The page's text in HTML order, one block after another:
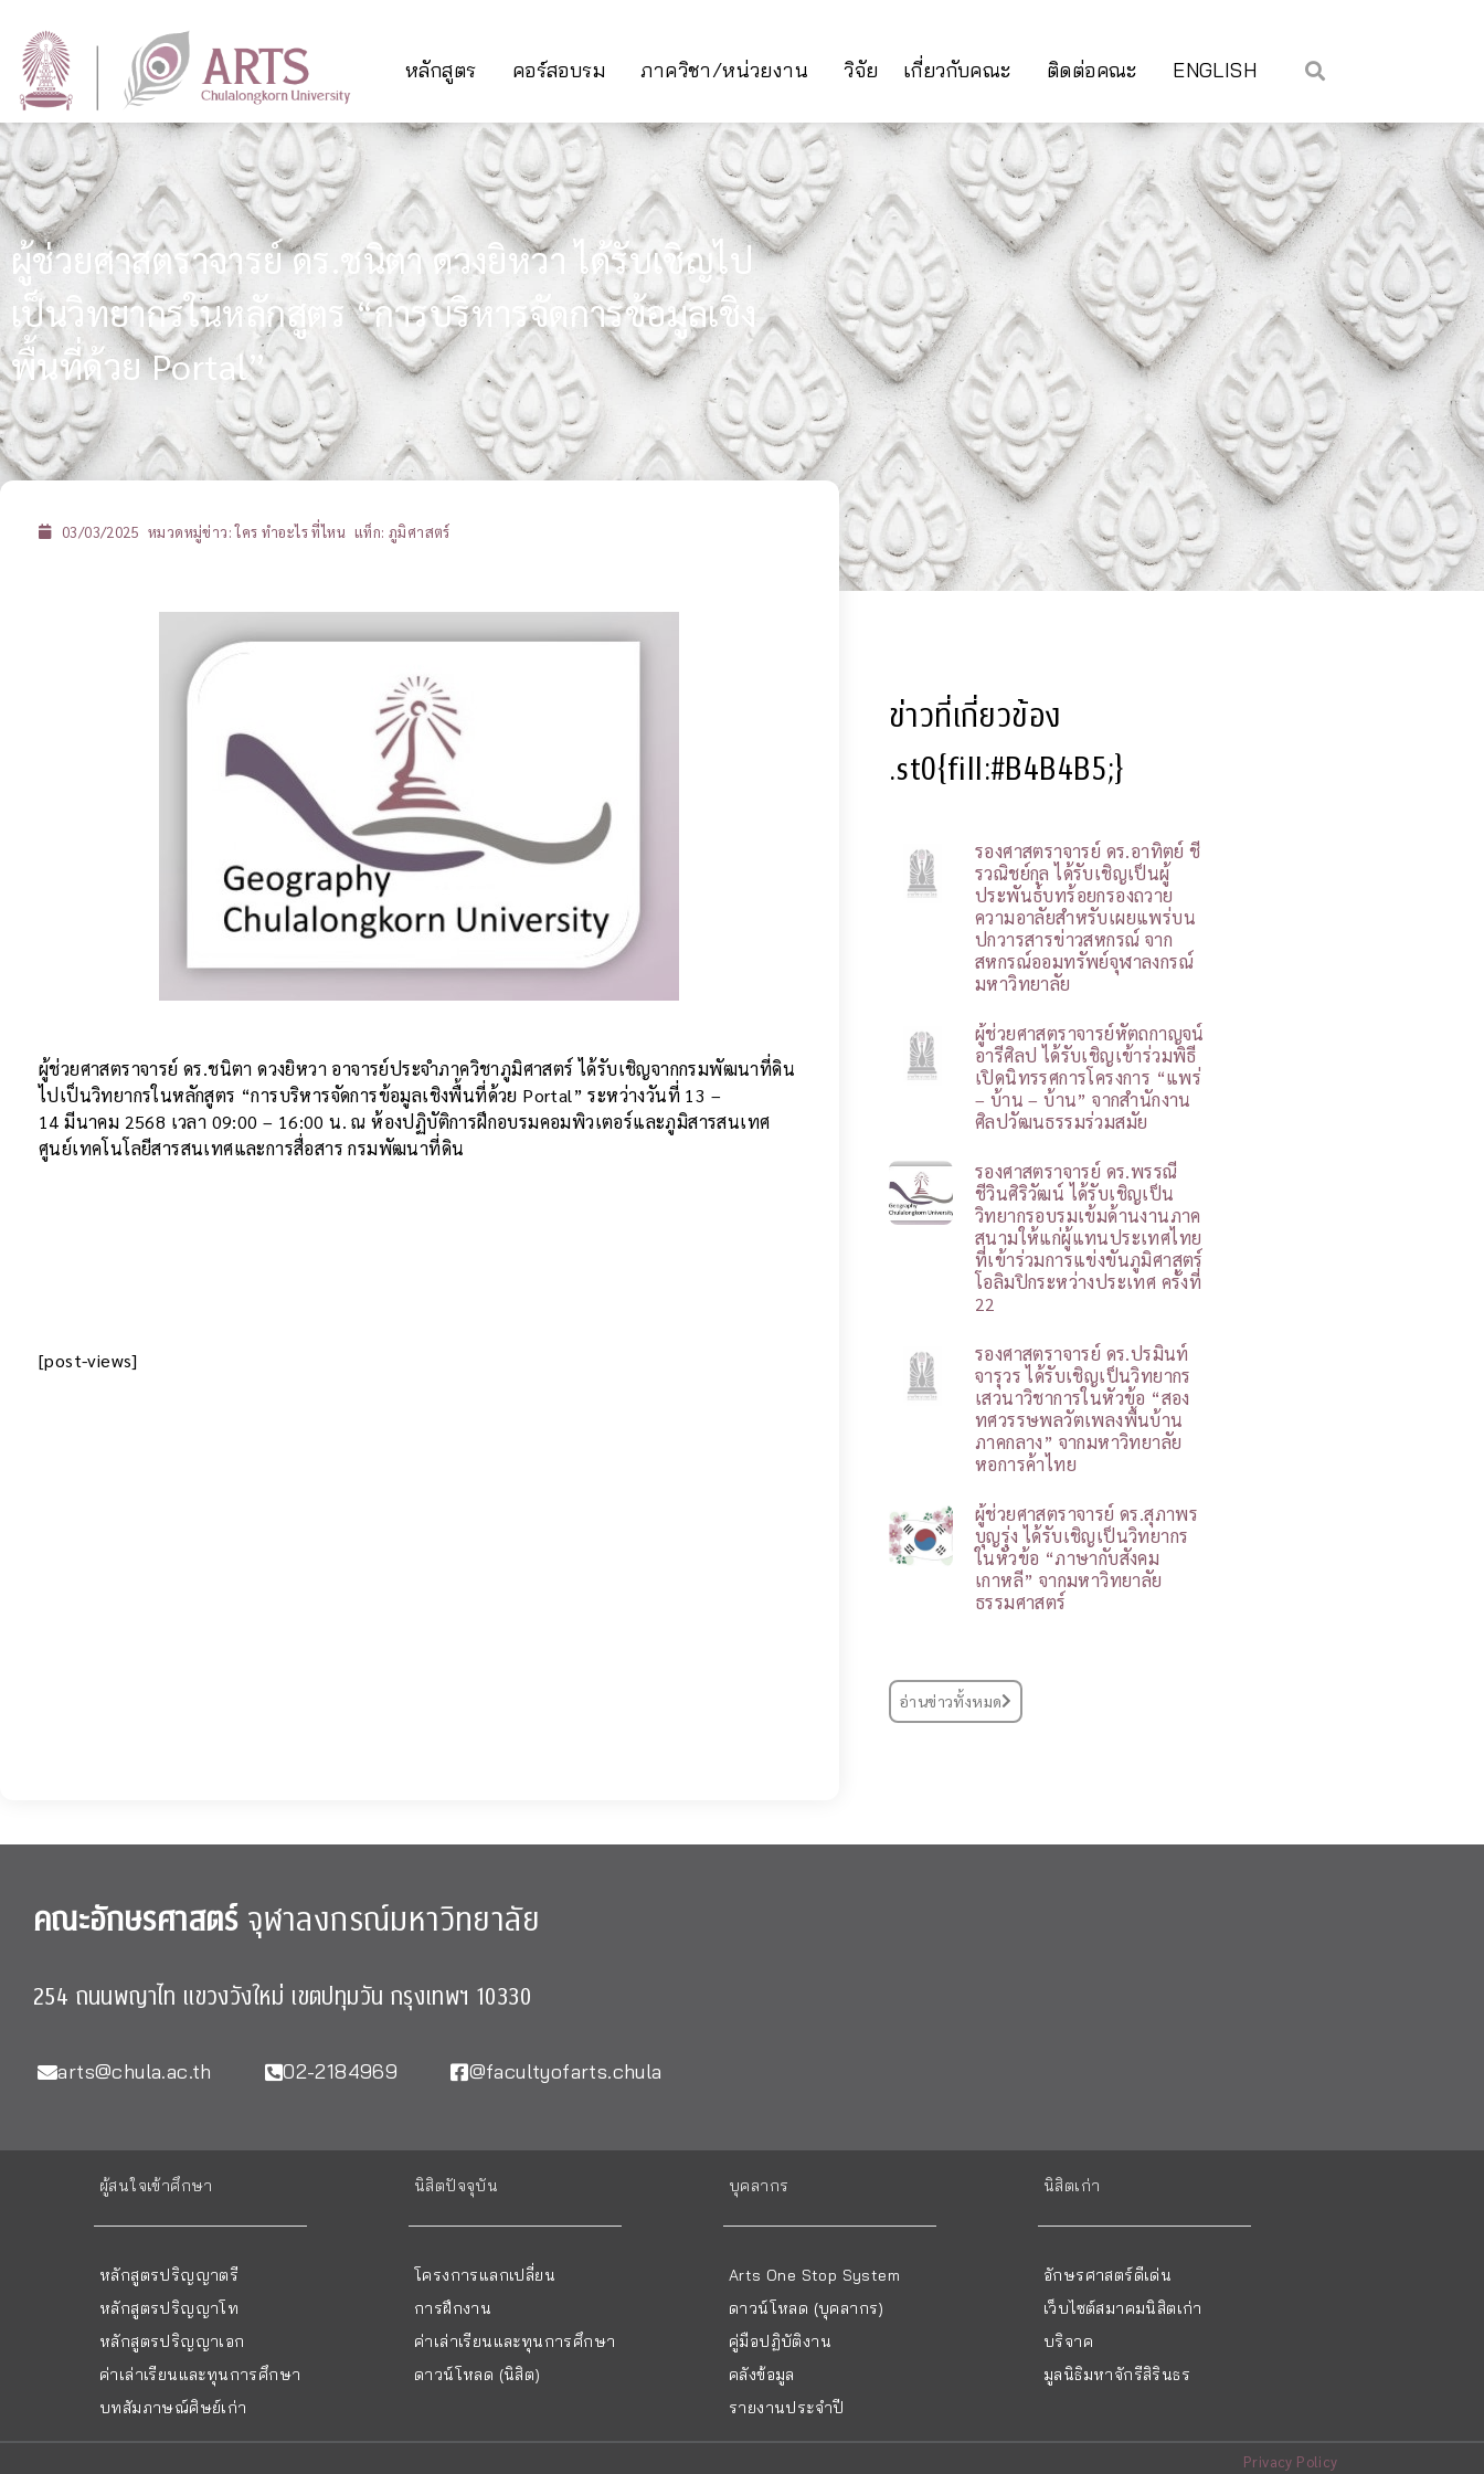
หลักสูตร คอร์สอบรม ภาควิชา/หน่วยงาน วิจัย เกี่ยวกับคณะ ติดต่อคณะ ENGLISH
ผู้ช่วยศาสตราจารย์ ดร.ชนิตา ดวงยิหวา ได้รับเชิญไป
เป็นวิทยากรในหลักสูตร “การบริหารจัดการข้อมูลเชิง
พื้นที่ด้วย Portal”
03/03/2025 หมวดหมู่ข่าว:ใคร ทำอะไร ที่ไหน แท็ก: ภูมิศาสตร์
ผู้ช่วยศาสตราจารย์ ดร.ชนิตา ดวงยิหวา อาจารย์ประจำภาควิชาภูมิศาสตร์ ได้รับเชิญจากกรมพัฒนาที่ดิน
ไปเป็นวิทยากรในหลักสูตร “การบริหารจัดการข้อมูลเชิงพื้นที่ด้วย Portal” ระหว่างวันที่ 13 –
14 มีนาคม 2568 เวลา 09:00 – 16:00 น. ณ ห้องปฏิบัติการฝึกอบรมคอมพิวเตอร์และภูมิสารสนเทศ
ศูนย์เทคโนโลยีสารสนเทศและการสื่อสาร กรมพัฒนาที่ดิน
[post-views]
ข่าวที่เกี่ยวข้อง
.st0{fill:#B4B4B5;}
รองศาสตราจารย์ ดร.อาทิตย์ ชี
รวณิชย์กุล ได้รับเชิญเป็นผู้
ประพันธ์บทร้อยกรองถวาย
ความอาลัยสำหรับเผยแพร่บน
ปกวารสารข่าวสหกรณ์ จาก
สหกรณ์ออมทรัพย์จุฬาลงกรณ์
มหาวิทยาลัย
ผู้ช่วยศาสตราจารย์หัตถกาญจน์
อารีศิลป ได้รับเชิญเข้าร่วมพิธี
เปิดนิทรรศการโครงการ “แพร่
– บ้าน – บ้าน” จากสำนักงาน
ศิลปวัฒนธรรมร่วมสมัย
รองศาสตราจารย์ ดร.พรรณี
ชีวินศิริวัฒน์ ได้รับเชิญเป็น
วิทยากรอบรมเข้มด้านงานภาค
สนามให้แก่ผู้แทนประเทศไทย
ที่เข้าร่วมการแข่งขันภูมิศาสตร์
โอลิมปิกระหว่างประเทศ ครั้งที่
22
รองศาสตราจารย์ ดร.ปรมินท์
จารุวร ได้รับเชิญเป็นวิทยากร
เสวนาวิชาการในหัวข้อ “สอง
ทศวรรษพลวัตเพลงพื้นบ้าน
ภาคกลาง” จากมหาวิทยาลัย
หอการค้าไทย
ผู้ช่วยศาสตราจารย์ ดร.สุภาพร
บุญรุ่ง ได้รับเชิญเป็นวิทยากร
ในหัวข้อ “ภาษากับสังคม
เกาหลี” จากมหาวิทยาลัย
ธรรมศาสตร์
อ่านข่าวทั้งหมด
คณะอักษรศาสตร์จุฬาลงกรณ์มหาวิทยาลัย
254 ถนนพญาไท แขวงวังใหม่ เขตปทุมวัน กรุงเทพฯ 10330
arts@chula.ac.th 02-2184969 @facultyofarts.chula
ผู้สนใจเข้าศึกษา
หลักสูตรปริญญาตรี
หลักสูตรปริญญาโท
หลักสูตรปริญญาเอก
ค่าเล่าเรียนและทุนการศึกษา
บทสัมภาษณ์ศิษย์เก่า
นิสิตปัจจุบัน
โครงการแลกเปลี่ยน
การฝึกงาน
ค่าเล่าเรียนและทุนการศึกษา
ดาวน์โหลด (นิสิต)
บุคลากร
Arts One Stop System
ดาวน์โหลด (บุคลากร)
คู่มือปฏิบัติงาน
คลังข้อมูล
รายงานประจำปี
นิสิตเก่า
อักษรศาสตร์ดีเด่น
เว็บไซต์สมาคมนิสิตเก่า
บริจาค
มูลนิธิมหาจักรีสิรินธร
Privacy Policy